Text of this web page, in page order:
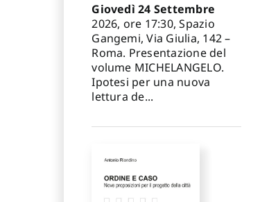
Giovedì 24 Settembre
2026, ore 17:30, Spazio
Gangemi, Via Giulia, 142 –
Roma. Presentazione del
volume MICHELANGELO.
Ipotesi per una nuova
lettura de...